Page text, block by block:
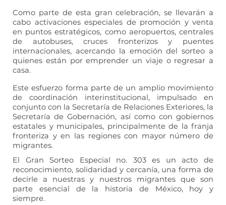
Como parte de esta gran celebración, se llevarán a
cabo activaciones especiales de promoción y venta
en puntos estratégicos, como aeropuertos, centrales
de autobuses, cruces fronterizos y puentes
internacionales, acercando la emoción del sorteo a
quienes están por emprender un viaje o regresar a
casa.
Este esfuerzo forma parte de un amplio movimiento
de coordinación interinstitucional, impulsado en
conjunto con la Secretaría de Relaciones Exteriores, la
Secretaría de Gobernación, así como con gobiernos
estatales y municipales, principalmente de la franja
fronteriza y en las regiones con mayor número de
migrantes.
El Gran Sorteo Especial no. 303 es un acto de
reconocimiento, solidaridad y cercanía, una forma de
decirle a nuestras y nuestros migrantes que son
parte esencial de la historia de México, hoy y
siempre.